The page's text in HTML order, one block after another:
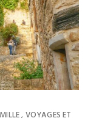
, VOYAGES ET